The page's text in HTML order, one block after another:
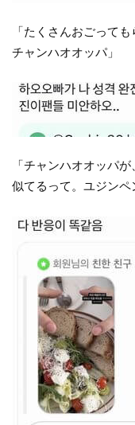
「たくさんおごって
チャンハオオッパ」
「チャンハオオッパ
似てるって。ユジンペ